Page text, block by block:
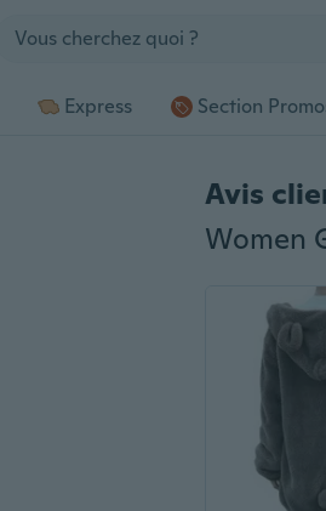
Express Section
Avis